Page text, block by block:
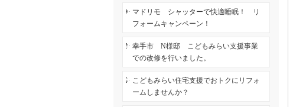
マドリモ シャッターで快適睡眠！ リ
フォームキャンペーン！
幸手市 N様邸 こどもみらい支援事業
での改修を行いました。
こどもみらい住宅支援でおトクにリフォ
ームしませんか？